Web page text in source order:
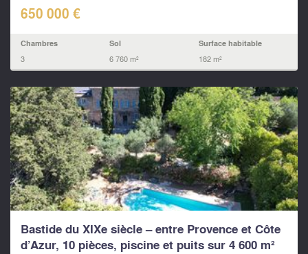
650 000 €
Chambres
3
Sol
6 760 m²
Surface habitable
182 m²
Bastide du XIXe siècle – entre Provence et Côte
d’Azur, 10 pièces, piscine et puits sur 4 600 m²